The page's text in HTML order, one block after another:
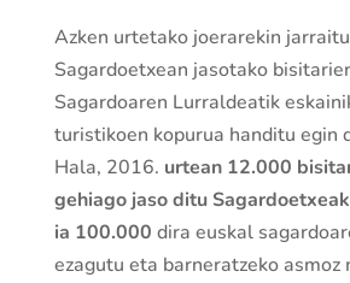
Azken urtetako joerarekin
Sagardoetxean jasotako
Sagardoaren Lurraldeatik
turistikoen kopurua handitu egin
Hala, 2016. urtean 12.000
gehiago jaso ditu
ia 100.000 dira euskal
ezagutu eta barneratzeko asmoz